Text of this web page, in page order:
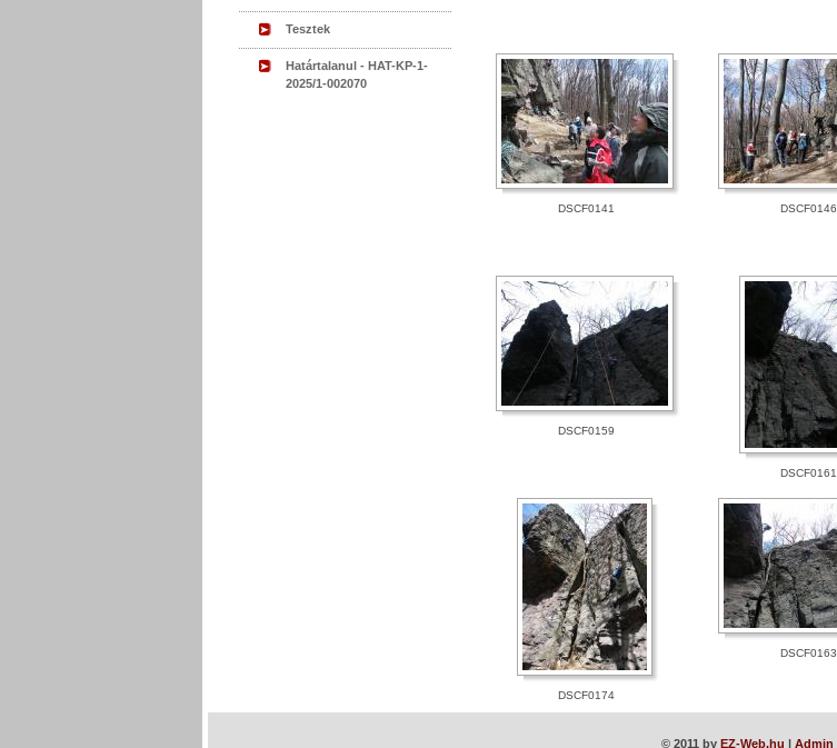
Tesztek
Határtalanul - HAT-KP-1-
2025/1-002070
DSCF0141 DSCF0146
DSCF0159
DSCF0161
DSCF0174
DSCF0163
© 2011 by EZ-Web.hu | Admin